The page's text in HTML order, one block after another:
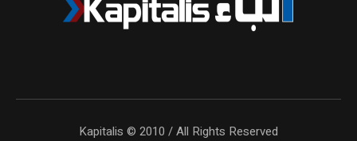
Kapitalis © 2010 / All Rights Reserved